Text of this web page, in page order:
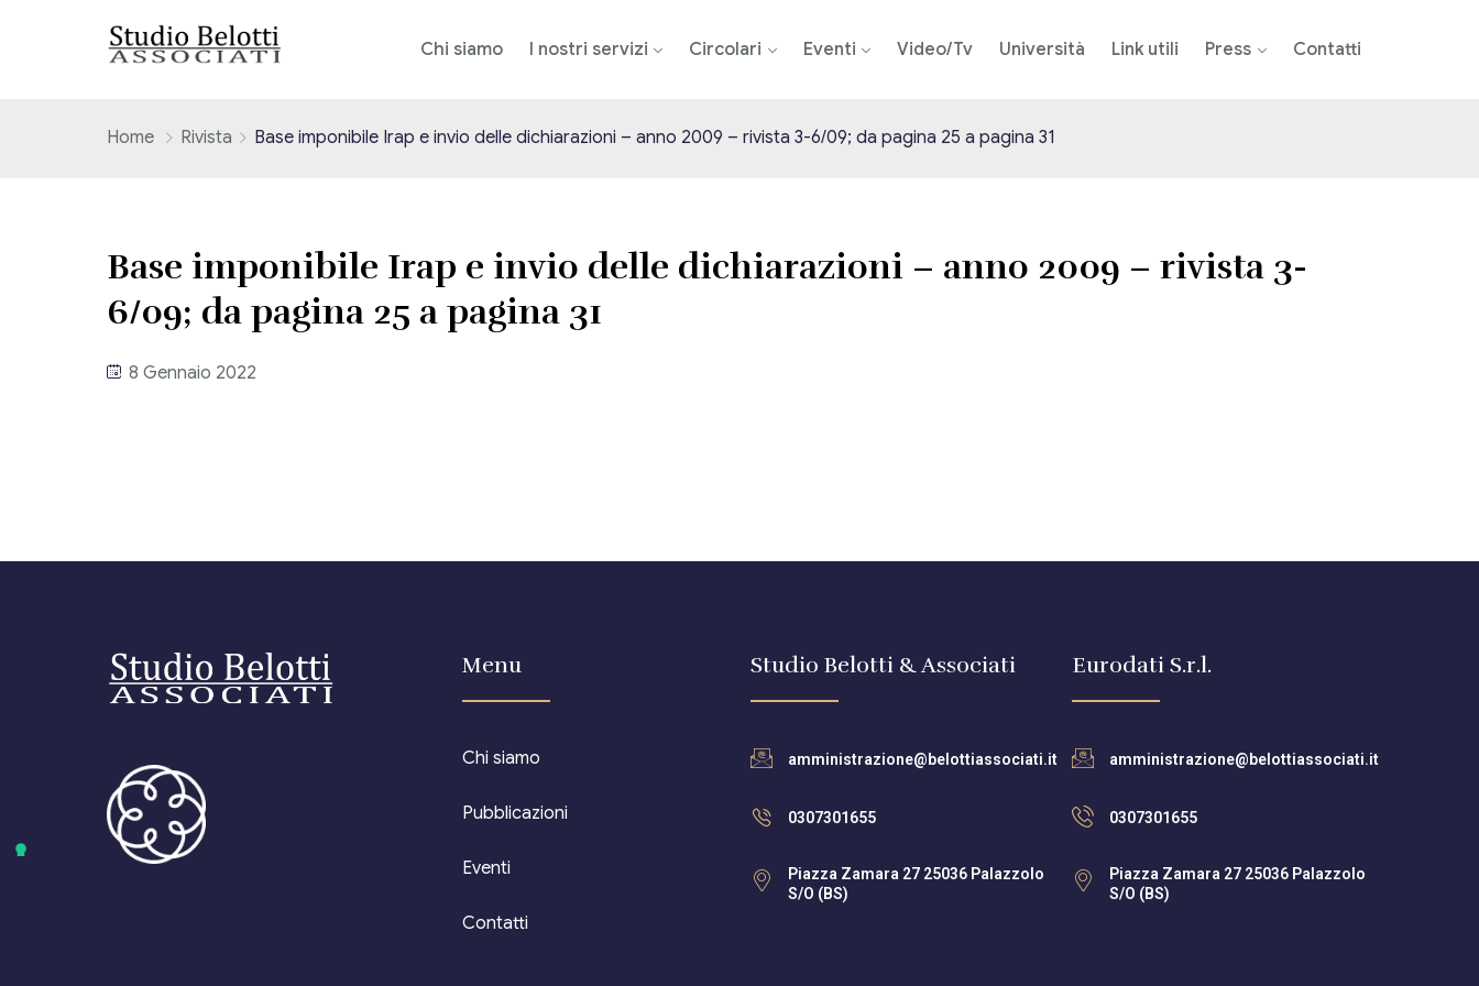
Chi siamo I nostri servizi Circolari Eventi Video/Tv Università Link utili Press Contatti
Home Rivista Base imponibile Irap e invio delle dichiarazioni – anno 2009 – rivista 3-6/09; da pagina 25 a pagina 31
Base imponibile Irap e invio delle dichiarazioni – anno 2009 – rivista 3-
6/09; da pagina 25 a pagina 31
8 Gennaio 2022
Menu
Chi siamo
Pubblicazioni
Eventi
Contatti
Studio Belotti & Associati
amministrazione@belottiassociati.it
0307301655
Piazza Zamara 27 25036 Palazzolo
S/O (BS)
Eurodati S.r.l.
amministrazione@belottiassociati.it
0307301655
Piazza Zamara 27 25036 Palazzolo
S/O (BS)